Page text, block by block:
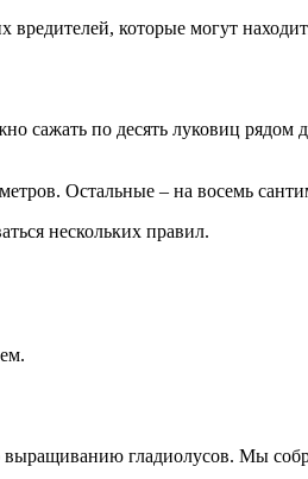
которые могут
по десять луковиц рядом
Остальные – на восемь
нескольких правил.
гладиолусов. Мы